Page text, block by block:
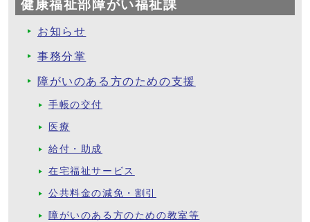
健康福祉部障がい福祉課
お知らせ
事務分掌
障がいのある方のための支援
手帳の交付
医療
給付・助成
在宅福祉サービス
公共料金の減免・割引
障がいのある方のための教室等